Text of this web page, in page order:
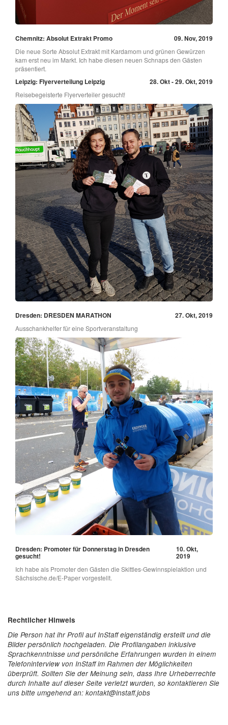
Chemnitz: Absolut Extrakt Promo 09. Nov, 2019
Die neue Sorte Absolut Extrakt mit Kardamom und grünen Gewürzen
kam erst neu im Markt. Ich habe diesen neuen Schnaps den Gästen
präsentiert.
Leipzig: Flyerverteilung Leipzig 28. Okt - 29. Okt, 2019
Reisebegeisterte Flyerverteiler gesucht!
Dresden: DRESDEN MARATHON 27. Okt, 2019
Ausschankhelfer für eine Sportveranstaltung
Dresden: Promoter für Donnerstag in Dresden
gesucht!
10. Okt,
2019
Ich habe als Promoter den Gästen die Skittles-Gewinnspielaktion und
Sächsische.de/E-Paper vorgestellt.
Rechtlicher Hinweis
Die Person hat ihr Profil auf InStaff eigenständig erstellt und die
Bilder persönlich hochgeladen. Die Profilangaben inklusive
Sprachkenntnisse und persönliche Erfahrungen wurden in einem
Telefoninterview von InStaff im Rahmen der Möglichkeiten
überprüft. Sollten Sie der Meinung sein, dass Ihre Urheberrechte
durch Inhalte auf dieser Seite verletzt wurden, so kontaktieren Sie
uns bitte umgehend an: kontakt@instaff.jobs